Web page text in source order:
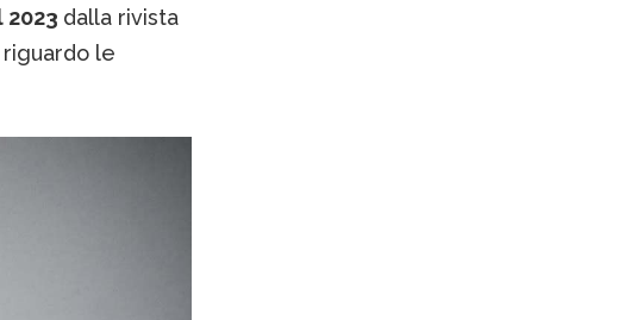
dalla rivista
le